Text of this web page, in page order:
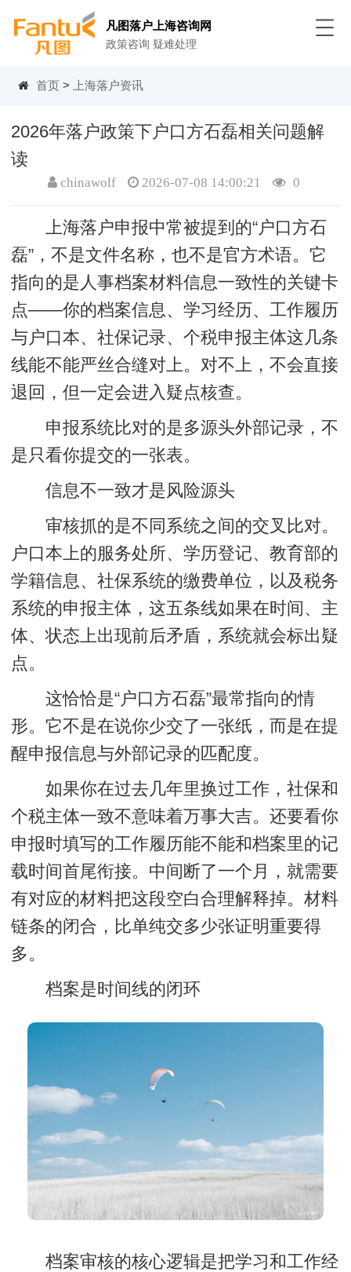
凡图落户上海咨询网
政策咨询 疑难处理
首页 > 上海落户资讯
2026年落户政策下户口方石磊相关问题解
读
chinawolf 2026-07-08 14:00:21 0
上海落户申报中常被提到的“户口方石
磊”，不是文件名称，也不是官方术语。它
指向的是人事档案材料信息一致性的关键卡
点——你的档案信息、学习经历、工作履历
与户口本、社保记录、个税申报主体这几条
线能不能严丝合缝对上。对不上，不会直接
退回，但一定会进入疑点核查。
申报系统比对的是多源头外部记录，不
是只看你提交的一张表。
信息不一致才是风险源头
审核抓的是不同系统之间的交叉比对。
户口本上的服务处所、学历登记、教育部的
学籍信息、社保系统的缴费单位，以及税务
系统的申报主体，这五条线如果在时间、主
体、状态上出现前后矛盾，系统就会标出疑
点。
这恰恰是“户口方石磊”最常指向的情
形。它不是在说你少交了一张纸，而是在提
醒申报信息与外部记录的匹配度。
如果你在过去几年里换过工作，社保和
个税主体一致不意味着万事大吉。还要看你
申报时填写的工作履历能不能和档案里的记
载时间首尾衔接。中间断了一个月，就需要
有对应的材料把这段空白合理解释掉。材料
链条的闭合，比单纯交多少张证明重要得
多。
档案是时间线的闭环
档案审核的核心逻辑是把学习和工作经